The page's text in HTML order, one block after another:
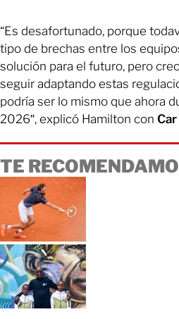
“Es desafortunado, porque
tipo de brechas entre los
solución para el futuro, pero
seguir adaptando estas
podría ser lo mismo que ahora
2026″, explicó Hamilton con
TE